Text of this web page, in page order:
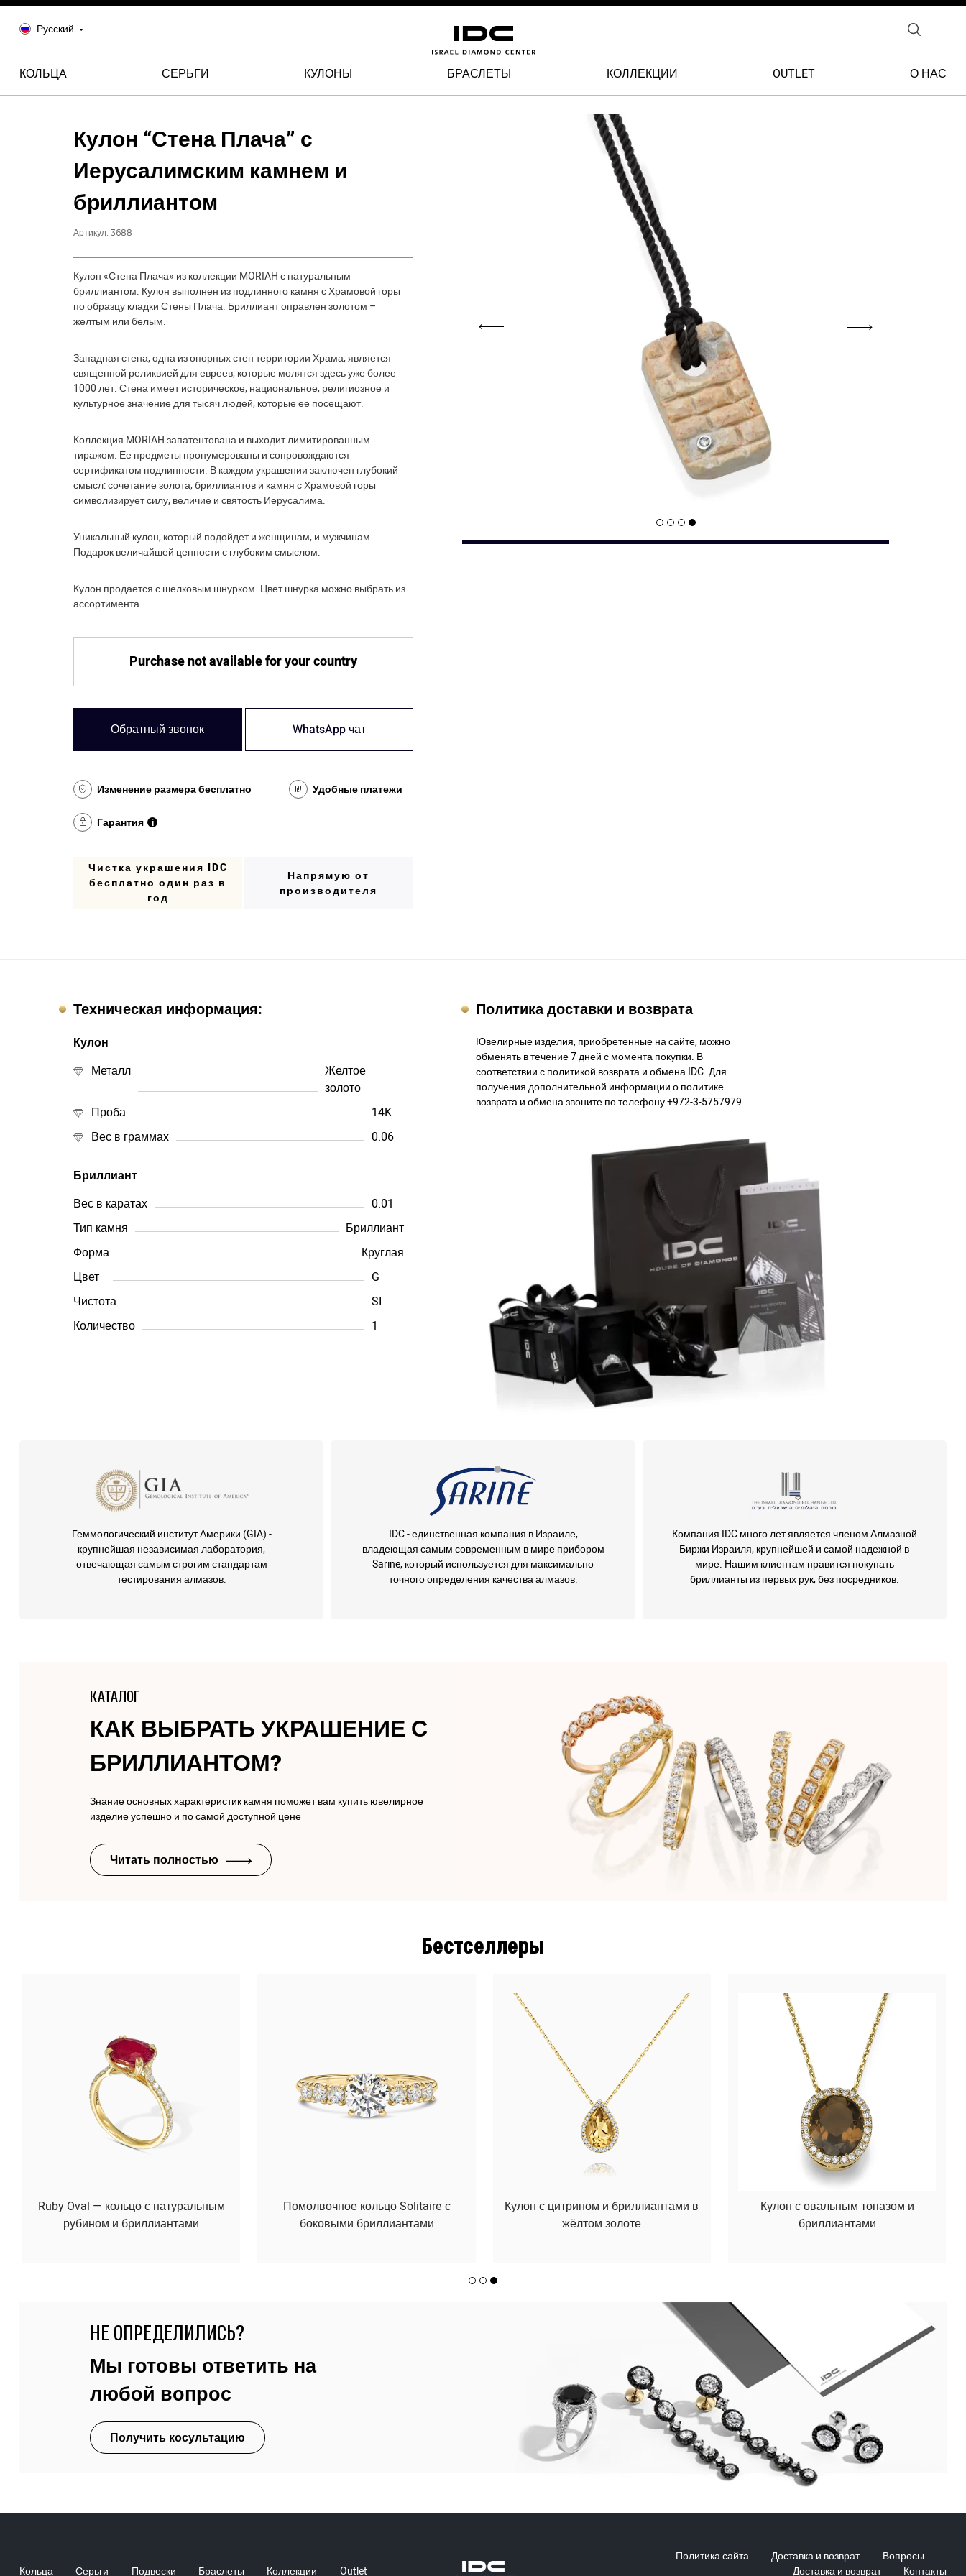
Русский
КОЛЬЦА СЕРЬГИ КУЛОНЫ БРАСЛЕТЫ КОЛЛЕКЦИИ OUTLET О НАС
Кулон “Стена Плача” с
Иерусалимским камнем и
бриллиантом
Артикул:3688
Кулон «Стена Плача» из коллекции MORIAH с натуральным
бриллиантом. Кулон выполнен из подлинного камня с Храмовой горы
по образцу кладки Стены Плача. Бриллиант оправлен золотом –
желтым или белым.
Западная стена, одна из опорных стен территории Храма, является
священной реликвией для евреев, которые молятся здесь уже более
1000 лет. Стена имеет историческое, национальное, религиозное и
культурное значение для тысяч людей, которые ее посещают.
Коллекция MORIAH запатентована и выходит лимитированным
тиражом. Ее предметы пронумерованы и сопровождаются
сертификатом подлинности. В каждом украшении заключен глубокий
смысл: сочетание золота, бриллиантов и камня с Храмовой горы
символизирует силу, величие и святость Иерусалима.
Уникальный кулон, который подойдет и женщинам, и мужчинам.
Подарок величайшей ценности с глубоким смыслом.
Кулон продается с шелковым шнурком. Цвет шнурка можно выбрать из
ассортимента.
Purchase not available for your country
Обратный звонок WhatsApp чат
Изменение размера бесплатно Удобные платежи
Гарантия i
Чистка украшения IDC
бесплатно один раз в
год
Напрямую от
производителя
Техническая информация:
Кулон
Металл
Желтое
золото
Проба
14K
Вес в граммах
0.06
Бриллиант
Вес в каратах
0.01
Тип камня
Бриллиант
Форма
Круглая
Цвет
G
Чистота
SI
Количество
1
Политика доставки и возврата
Ювелирные изделия, приобретенные на сайте, можно
обменять в течение 7 дней с момента покупки. В
соответствии с политикой возврата и обмена IDC. Для
получения дополнительной информации о политике
возврата и обмена звоните по телефону +972-3-5757979.
Геммологический институт Америки (GIA) -
крупнейшая независимая лаборатория,
отвечающая самым строгим стандартам
тестирования алмазов.
IDC - единственная компания в Израиле,
владеющая самым современным в мире прибором
Sarine, который используется для максимально
точного определения качества алмазов.
Компания IDC много лет является членом Алмазной
Биржи Израиля, крупнейшей и самой надежной в
мире. Нашим клиентам нравится покупать
бриллианты из первых рук, без посредников.
КАТАЛОГ
КАК ВЫБРАТЬ УКРАШЕНИЕ С
БРИЛЛИАНТОМ?
Знание основных характеристик камня поможет вам купить ювелирное
изделие успешно и по самой доступной цене
Читать полностью
Бестселлеры
Кулон с овальным топазом и
бриллиантами
Кулон с цитрином и бриллиантами в
жёлтом золоте
Помолвочное кольцо Solitaire с
боковыми бриллиантами
Ruby Oval — кольцо с натуральным
рубином и бриллиантами
НЕ ОПРЕДЕЛИЛИСЬ?
Мы готовы ответить на
любой вопрос
Получить косультацию
Кольца Серьги Подвески Браслеты Коллекции Outlet
Политика сайта Доставка и возврат
Вопросы
Доставка и возврат
Контакты